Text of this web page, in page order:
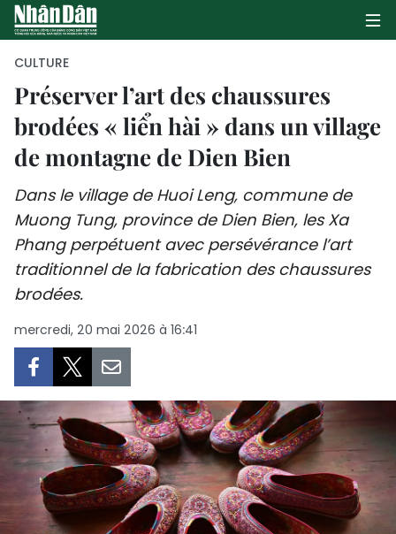
PAGE D'ACCUEIL
POLITIQUE
ÉCONOMIE
SOCIÉTÉ
TOURISME
SPORT
FRANCOPHONIE
PAYS NATAL
CULTURE
Préserver l’art des chaussures
brodées « liển hài » dans un village
de montagne de Dien Bien
Dans le village de Huoi Leng, commune de
Muong Tung, province de Dien Bien, les Xa
Phang perpétuent avec persévérance l’art
traditionnel de la fabrication des chaussures
brodées.
mercredi, 20 mai 2026 à 16:41